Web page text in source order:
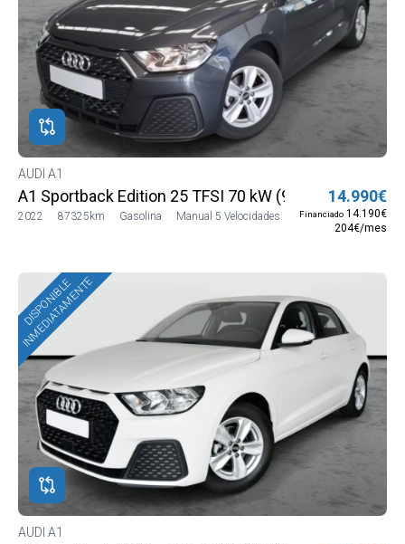
AUDI A1
A1 Sportback Edition 25 TFSI 70 kW (95 CV)
2022 87325km Gasolina Manual 5 Velocidades
14.990€
Financiado 14.190€
204€/mes
DISPONIBLE
INMEDIATAMENTE
AUDI A1